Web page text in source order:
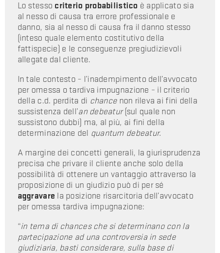
Lo stesso criterio probabilistico è applicato sia
al nesso di causa tra errore professionale e
danno, sia al nesso di causa fra il danno stesso
(inteso quale elemento costitutivo della
fattispecie) e le conseguenze pregiudizievoli
allegate dal cliente.
In tale contesto – l’inadempimento dell’avvocato
per omessa o tardiva impugnazione – il criterio
della c.d. perdita di chancenon rileva ai fini della
sussistenza dell’an debeatur(sul quale non
sussistono dubbi) ma, al più, ai fini della
determinazione del quantum debeatur.
A margine dei concetti generali, la giurisprudenza
precisa che privare il cliente anche solo della
possibilità di ottenere un vantaggio attraverso la
proposizione di un giudizio può di per sé
aggravare la posizione risarcitoria dell’avvocato
per omessa tardiva impugnazione:
“in tema di chances che si determinano con la
partecipazione ad una controversia in sede
giudiziaria, basti considerare, sulla base di